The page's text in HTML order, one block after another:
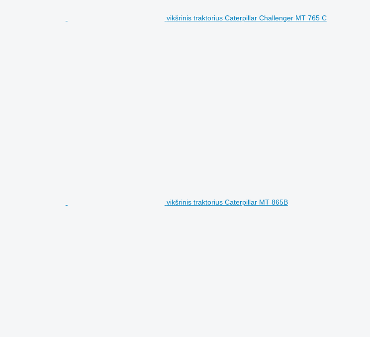
vikšrinis traktorius Caterpillar Challenger MT 765 C
vikšrinis traktorius Caterpillar MT 865B